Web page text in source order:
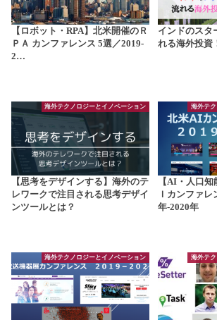
【ロボット・RPA】北米開催のＲ
ＰＡ カンファレンス 5選／2019-
2…
インドのスタ
れる海外投資
海外テクノロジーとイノベーション
【思考をデザインする】海外のテ
レワークで注目される思考デザイ
ンツールとは？
海外テ
【AI・人口
Ｉカンファ
年-2020年
海外テクノロジーとイノベーション 海外テ